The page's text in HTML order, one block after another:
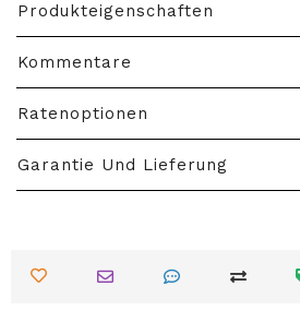
Produkteigenschaften
Kommentare
Ratenoptionen
Garantie Und Lieferung